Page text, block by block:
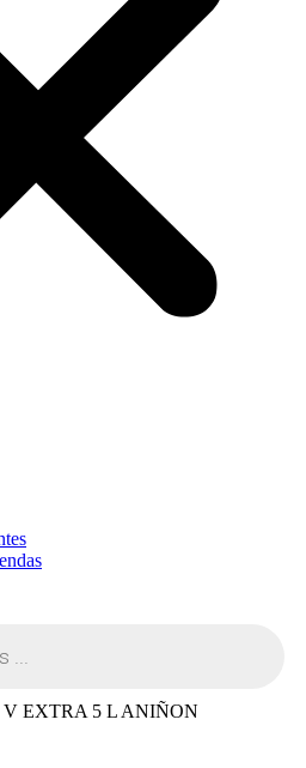
EXTRA 5 L ANIÑON